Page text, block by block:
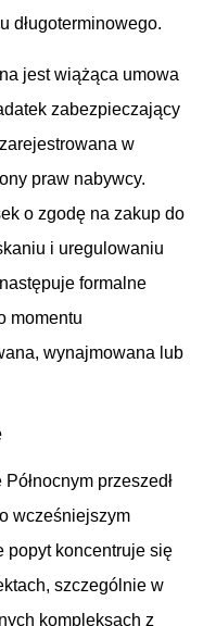
długoterminowego.
jest wiążąca umowa
zabezpieczający
w
praw nabywcy.
o zgodę na zakup do
i uregulowaniu
formalne
momentu
wynajmowana lub
przeszedł
wcześniejszym
popyt koncentruje się
szczególnie w
kompleksach z